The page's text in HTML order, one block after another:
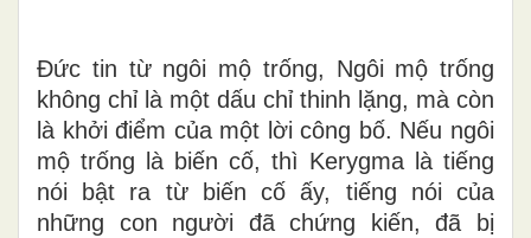
Đức tin từ ngôi mộ trống, Ngôi mộ trống
không chỉ là một dấu chỉ thinh lặng, mà còn
là khởi điểm của một lời công bố. Nếu ngôi
mộ trống là biến cố, thì Kerygma là tiếng
nói bật ra từ biến cố ấy, tiếng nói của
những con người đã chứng kiến, đã bị